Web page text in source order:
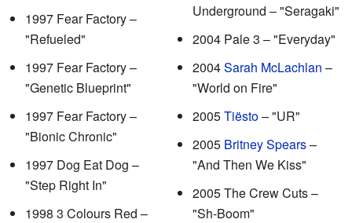
1997 Fear Factory –
"Refueled"
1997 Fear Factory –
"Genetic Blueprint"
1997 Fear Factory –
"Bionic Chronic"
1997 Dog Eat Dog –
"Step Right In"
1998 3 Colours Red –
Underground – "Seragaki"
2004 Pale 3 – "Everyday"
2004Sarah McLachlan –
"World on Fire"
2005Tiësto– "UR"
2005 Britney Spears–
"And Then We Kiss"
2005 The Crew Cuts –
"Sh-Boom"